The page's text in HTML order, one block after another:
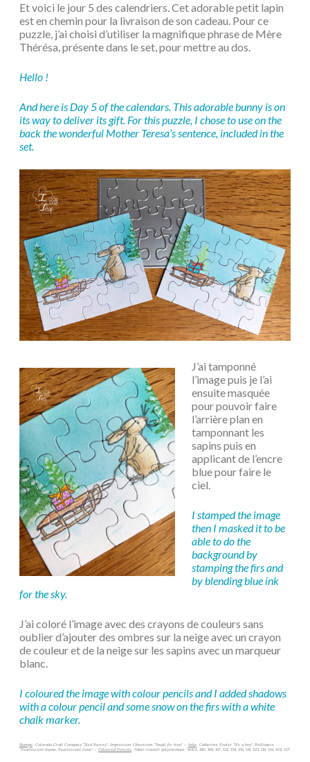
Et voici le jour 5 des calendriers. Cet adorable petit lapin
est en chemin pour la livraison de son cadeau. Pour ce
puzzle, j’ai choisi d’utiliser la magnifique phrase de Mère
Thérésa, présente dans le set, pour mettre au dos.
Hello !
And here is Day 5 of the calendars. This adorable bunny is on
its way to deliver its gift. For this puzzle, I chose to use on the
back the wonderful Mother Teresa’s sentence, included in the
set.
J’ai tamponné
l’image puis je l’ai
ensuite masquée
pour pouvoir faire
l’arrière plan en
tamponnant les
sapins puis en
applicant de l’encre
blue pour faire le
ciel.
I stamped the image
then I masked it to be
able to do the
background by
stamping the firs and
by blending blue ink
for the sky.
J’ai coloré l’image avec des crayons de couleurs sans
oublier d’ajouter des ombres sur la neige avec un crayon
de couleur et de la neige sur les sapins avec un marqueur
blanc.
I coloured the image with colour pencils and I added shadows
with a colour pencil and some snow on the firs with a white
chalk marker.
Stamps: Colorado Craft Company “Sled Bunny”, Impression Obsession “Small fir tree” – Inks: Catherine Pooler “It’s a boy”, Brilliance
“Pearlescent thyme, Pearlescent Lime” – Coloured Pencils: Faber-Castell polychromos “#102, 180, 169, 187, 132, 154, 156, 118, 223, 119, 134, 108, 113″.